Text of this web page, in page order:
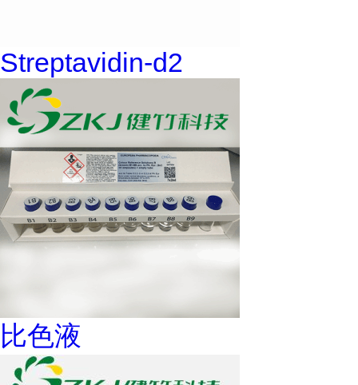
Streptavidin-d2
比色液